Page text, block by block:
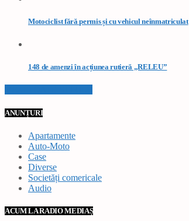
Motociclist fără permis și cu vehicul neînmatriculat
148 de amenzi în acțiunea rutieră „RELEU”
ANUNȚURI
Apartamente
Auto-Moto
Case
Diverse
Societăți comericale
Audio
ACUM LA RADIO MEDIAȘ